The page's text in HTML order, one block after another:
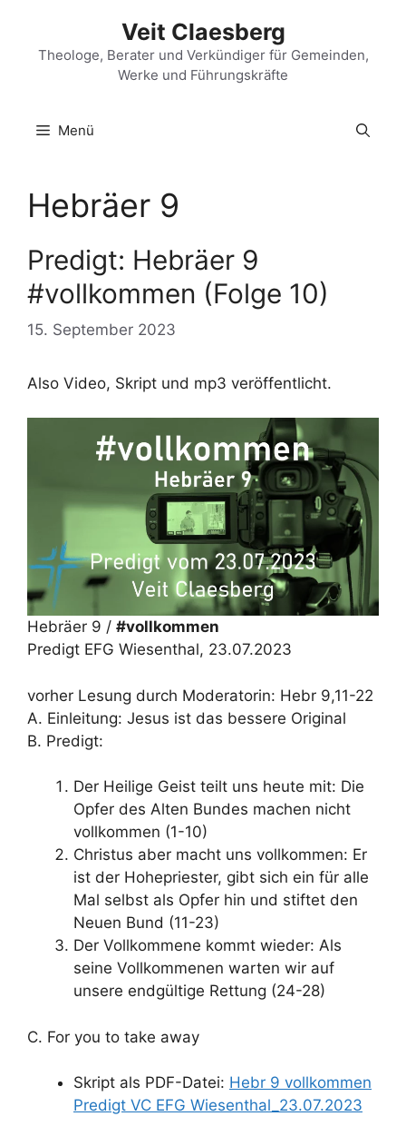
springen
Veit Claesberg
Theologe, Berater und Verkündiger für Gemeinden,
Werke und Führungskräfte
Menü
Hebräer 9
Predigt: Hebräer 9
#vollkommen (Folge 10)
15. September 2023
Also Video, Skript und mp3 veröffentlicht.
Hebräer 9 / #vollkommen
Predigt EFG Wiesenthal, 23.07.2023
vorher Lesung durch Moderatorin: Hebr 9,11-22
A. Einleitung: Jesus ist das bessere Original
B. Predigt:
Der Heilige Geist teilt uns heute mit: Die
Opfer des Alten Bundes machen nicht
vollkommen (1-10)
Christus aber macht uns vollkommen: Er
ist der Hohepriester, gibt sich ein für alle
Mal selbst als Opfer hin und stiftet den
Neuen Bund (11-23)
Der Vollkommene kommt wieder: Als
seine Vollkommenen warten wir auf
unsere endgültige Rettung (24-28)
C. For you to take away
Skript als PDF-Datei: Hebr 9 vollkommen
Predigt VC EFG Wiesenthal_23.07.2023